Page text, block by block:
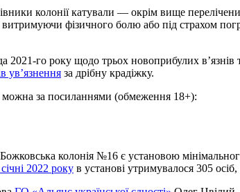
колонії катували — окрім вище
фізичного болю або під страхом
2021-го року щодо трьох новоприбулих
ув’язнення за дрібну крадіжку.
можна за посиланнями (обмеження 18+):
колонія №16 є установою
2022 року в установі утримувалося 305 осіб,